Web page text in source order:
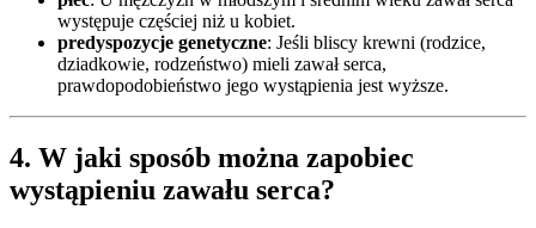
występuje częściej niż u kobiet.
predyspozycje genetyczne: Jeśli bliscy krewni (rodzice,
dziadkowie, rodzeństwo) mieli zawał serca,
prawdopodobieństwo jego wystąpienia jest wyższe.
4. W jaki sposób można zapobiec
wystąpieniu zawału serca?